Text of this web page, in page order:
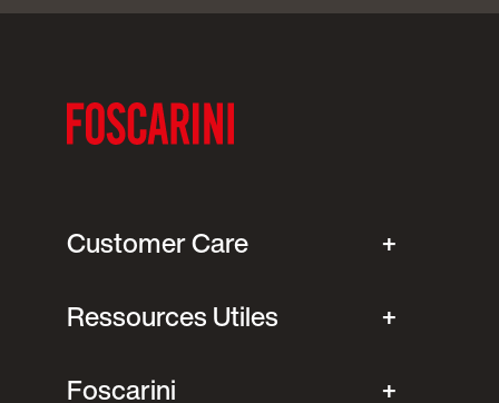
Customer Care
Ressources Utiles
Foscarini